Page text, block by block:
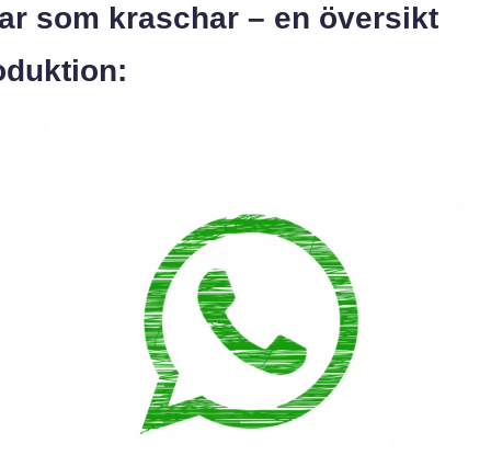
som kraschar – en översikt